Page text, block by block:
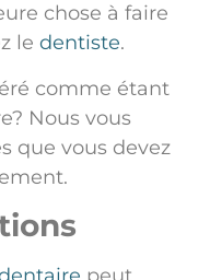
chose à faire
le dentiste.
comme étant
Nous vous
que vous devez